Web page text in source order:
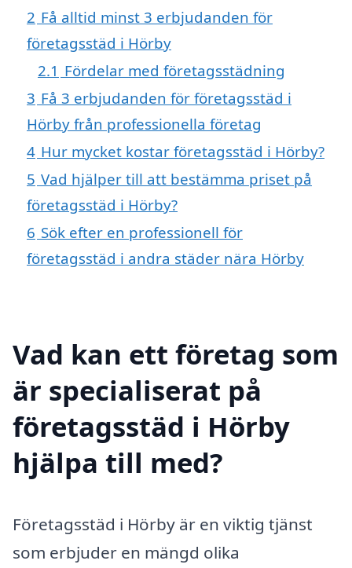
2 Få alltid minst 3 erbjudanden för
företagsstäd i Hörby
2.1 Fördelar med företagsstädning
3 Få 3 erbjudanden för företagsstäd i
Hörby från professionella företag
4 Hur mycket kostar företagsstäd i Hörby?
5 Vad hjälper till att bestämma priset på
företagsstäd i Hörby?
6 Sök efter en professionell för
företagsstäd i andra städer nära Hörby
Vad kan ett företag som
är specialiserat på
företagsstäd i Hörby
hjälpa till med?
Företagsstäd i Hörby är en viktig tjänst
som erbjuder en mängd olika